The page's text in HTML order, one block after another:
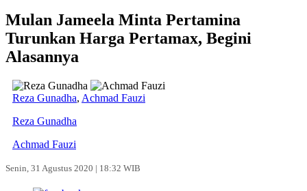
Mulan Jameela Minta Pertamina
Turunkan Harga Pertamax, Begini
Alasannya
Reza Gunadha, Achmad Fauzi
Reza Gunadha
Achmad Fauzi
Senin, 31 Agustus 2020 | 18:32 WIB